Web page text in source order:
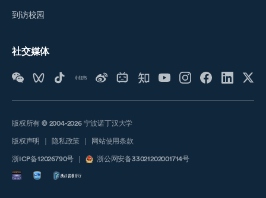
到访校园
社交媒体
版权所有 © 2004-2026 宁波诺丁汉大学
版权声明 隐私政策 网站使用条款
浙ICP备12026790号 浙公网安备33021202001714号